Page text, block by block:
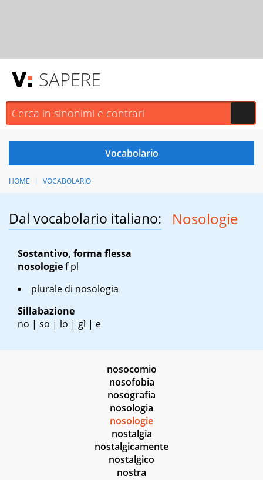
SAPERE
HOME VOCABOLARIO
Dal vocabolario italiano: Nosologie
Sostantivo, forma flessa
nosologief pl
plurale di nosologia
Sillabazione
no | so | lo | gì | e
nosocomio
nosofobia
nosografia
nosologia
nosologie
nostalgia
nostalgicamente
nostalgico
nostra